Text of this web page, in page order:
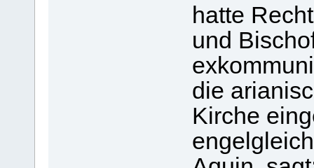
hatte
und
die
Kirche